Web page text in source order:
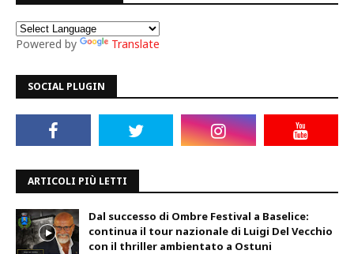
Powered by Translate
SOCIAL PLUGIN
ARTICOLI PIÙ LETTI
Dal successo di Ombre Festival a Baselice:
continua il tour nazionale di Luigi Del Vecchio
con il thriller ambientato a Ostuni